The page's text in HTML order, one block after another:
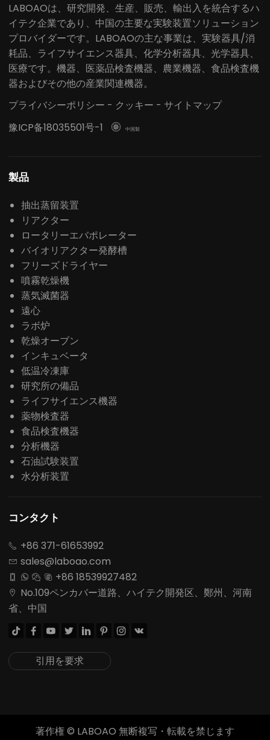
LABOAOは、研究開発、生産、販売、輸出入を統合するハ
イテク企業であり、中国の主要な実験装置ソリューション
プロバイダーです。LABOAOの主な事業は、実験器具/消
耗品、ライフサイエンス器具、化学分析器具、光学器具、
医療です。機器、医薬品検査機器、農業機器、食品検査機
器およびその他の産業関連機器。
プライバシーポリシー - クッキー - サイトマップ
豫ICP备18035501号-1
 中国製
製品
抽出蒸留装置
リアクター
ロータリーエバポレーター
バイオリアクター発酵槽
フリーズドライヤー
噴霧乾燥機
蒸気滅菌器
遠心
ラボ炉
乾燥オーブン
インキュベータ
低温冷凍庫
研究所の備品
ライフサイエンス機器
薬物検査器
食品検査機器
分析機器
石油試験装置
水分析装置
コンタクト
 +86 371-61653992
 sales@laboao.com
    +86 18539927482

No.109ペンカバー道路、ハイテク開発区、鄭州、河南
省、中国
       
引用を要求
著作権 © LABOAO 無断複写・転載を禁じます